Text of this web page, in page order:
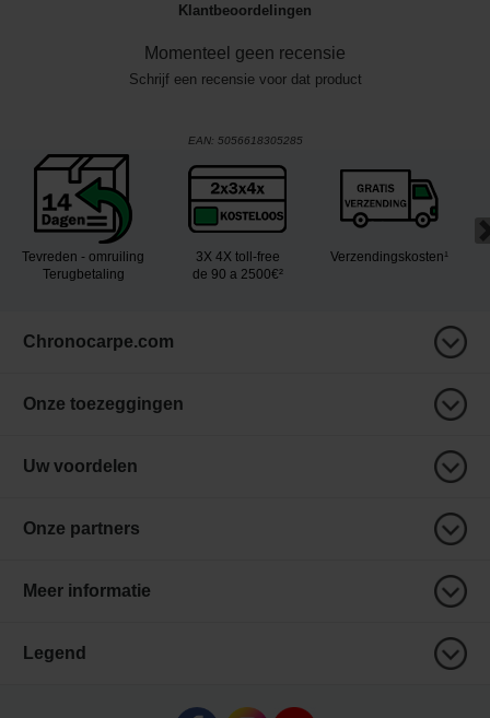
Klantbeoordelingen
Momenteel geen recensie
Schrijf een recensie voor dat product
EAN: 5056618305285
Tevreden - omruiling
Terugbetaling
3X 4X toll-free
de 90 a 2500€²
Verzendingskosten¹
Chronocarpe.com
Onze toezeggingen
Uw voordelen
Onze partners
Meer informatie
Legend